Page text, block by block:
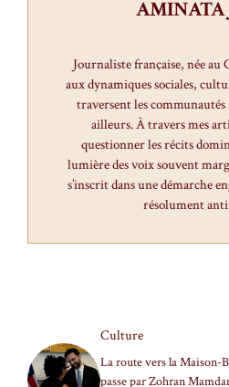
AMINATA
Journaliste française, née au
aux dynamiques sociales,
traversent les
ailleurs. À travers mes
questionner les récits
lumière des voix souvent
s’inscrit dans une démarche
résolument
Culture
La route vers la Maison-
passe par Zohran